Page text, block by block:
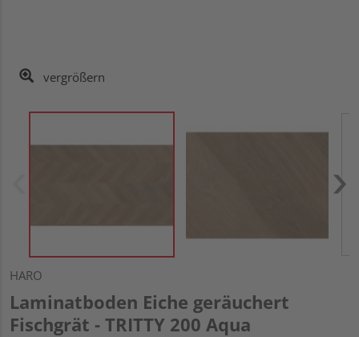
vergrößern
HARO
Laminatboden Eiche geräuchert
Fischgrät - TRITTY 200 Aqua